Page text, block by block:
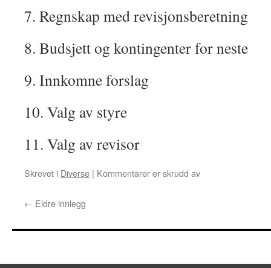
7. Regnskap med revisjonsberetning
8. Budsjett og kontingenter for neste
9. Innkomne forslag
10. Valg av styre
11. Valg av revisor
Skrevet i Diverse | Kommentarer er skrudd avfor
← Eldre innlegg